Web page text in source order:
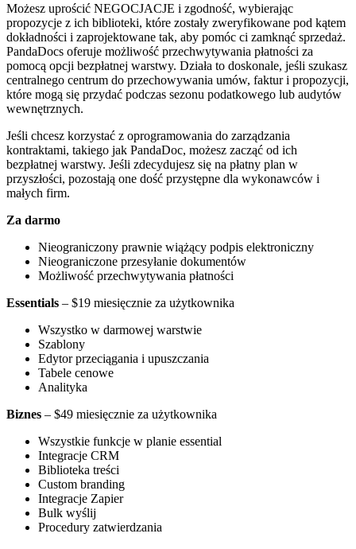
Możesz uprościć NEGOCJACJE i zgodność, wybierając
propozycje z ich biblioteki, które zostały zweryfikowane pod kątem
dokładności i zaprojektowane tak, aby pomóc ci zamknąć sprzedaż.
PandaDocs oferuje możliwość przechwytywania płatności za
pomocą opcji bezpłatnej warstwy. Działa to doskonale, jeśli szukasz
centralnego centrum do przechowywania umów, faktur i propozycji,
które mogą się przydać podczas sezonu podatkowego lub audytów
wewnętrznych.
Jeśli chcesz korzystać z oprogramowania do zarządzania
kontraktami, takiego jak PandaDoc, możesz zacząć od ich
bezpłatnej warstwy. Jeśli zdecydujesz się na płatny plan w
przyszłości, pozostają one dość przystępne dla wykonawców i
małych firm.
Za darmo
Nieograniczony prawnie wiążący podpis elektroniczny
Nieograniczone przesyłanie dokumentów
Możliwość przechwytywania płatności
Essentials – $19 miesięcznie za użytkownika
Wszystko w darmowej warstwie
Szablony
Edytor przeciągania i upuszczania
Tabele cenowe
Analityka
Biznes – $49 miesięcznie za użytkownika
Wszystkie funkcje w planie essential
Integracje CRM
Biblioteka treści
Custom branding
Integracje Zapier
Bulk wyślij
Procedury zatwierdzania